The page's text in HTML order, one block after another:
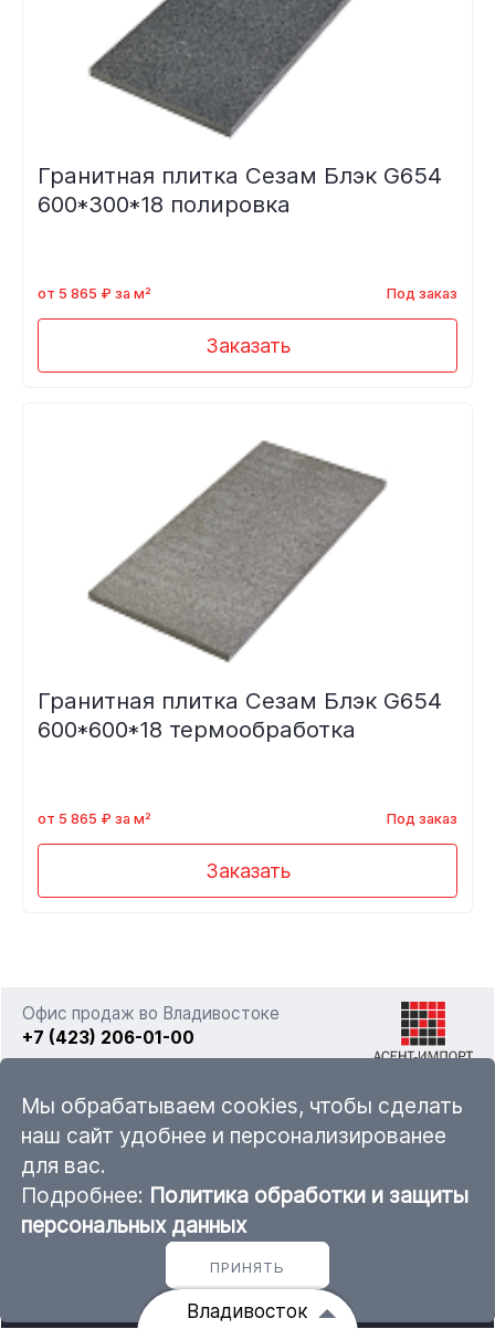
Гранитная плитка Сезам Блэк G654
600*300*18 полировка
от 5 865 ₽ за м² Под заказ
Заказать
Гранитная плитка Сезам Блэк G654
600*600*18 термообработка
от 5 865 ₽ за м² Под заказ
Заказать
Офис продаж во Владивостоке
+7 (423) 206-01-00
sales@ascent-import.ru
Карта каталога продукции
© 2011 — 2026 ООО «Асент-Импорт»
Владивосток
Мы обрабатываем cookies, чтобы сделать
наш сайт удобнее и персонализированее
для вас.
Подробнее: Политика обработки и защиты
персональных данных
ПРИНЯТЬ